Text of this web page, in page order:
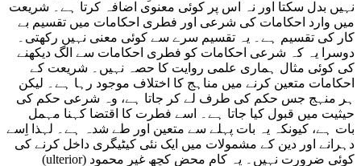
نہیں بدل سکتا اور نہ اس پر کوئی معنوی اضافہ کرتا ہے۔ شریعت
میں وارد احکامات کی شرعی اور فطری احکامات میں تقسیم بے
کار کی تقسیم ہے۔ یہ تقسیم سرے سے کوئی معنی نہیں رکھتی۔
دوسرا یہ کہ شرعی احکامات کو فطری احکامات سے الگ دیکھنے
کی کوئی مثال ہماری علمی روایت کا حصہ نہیں۔ شریعت کے
احکامات متعین کرنے میں مناہج کا اختلاف موجود رہا ہے۔ لیکن
ہر منہج جس حکم کی طرف لے کر جاتا ہے، وہ شرعی حکم کی
حیثیت میں قبول کیا جاتا ہے۔ اسے فطرت کا اقتضا کہنا مہمل
بات ہے، کیونکہ یہ بات پہلے سے متعین اور طے شدہ ہے۔ لہذا اِسے
دہرانے اور دین کے مشمولات میں ایک نئی کیٹیگری داخل کرنے کی
کوئی ضرورت نہیں۔ یہ کام محض کچھ غیر محمود (ulterior)